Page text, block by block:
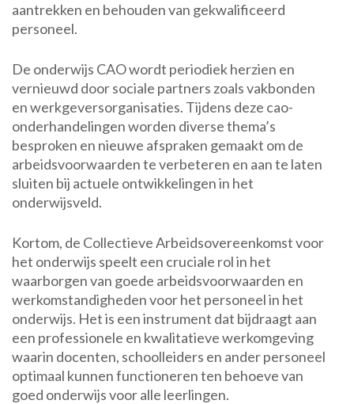
aantrekken en behouden van gekwalificeerd
personeel.
De onderwijs CAO wordt periodiek herzien en
vernieuwd door sociale partners zoals vakbonden
en werkgeversorganisaties. Tijdens deze cao-
onderhandelingen worden diverse thema’s
besproken en nieuwe afspraken gemaakt om de
arbeidsvoorwaarden te verbeteren en aan te laten
sluiten bij actuele ontwikkelingen in het
onderwijsveld.
Kortom, de Collectieve Arbeidsovereenkomst voor
het onderwijs speelt een cruciale rol in het
waarborgen van goede arbeidsvoorwaarden en
werkomstandigheden voor het personeel in het
onderwijs. Het is een instrument dat bijdraagt aan
een professionele en kwalitatieve werkomgeving
waarin docenten, schoolleiders en ander personeel
optimaal kunnen functioneren ten behoeve van
goed onderwijs voor alle leerlingen.